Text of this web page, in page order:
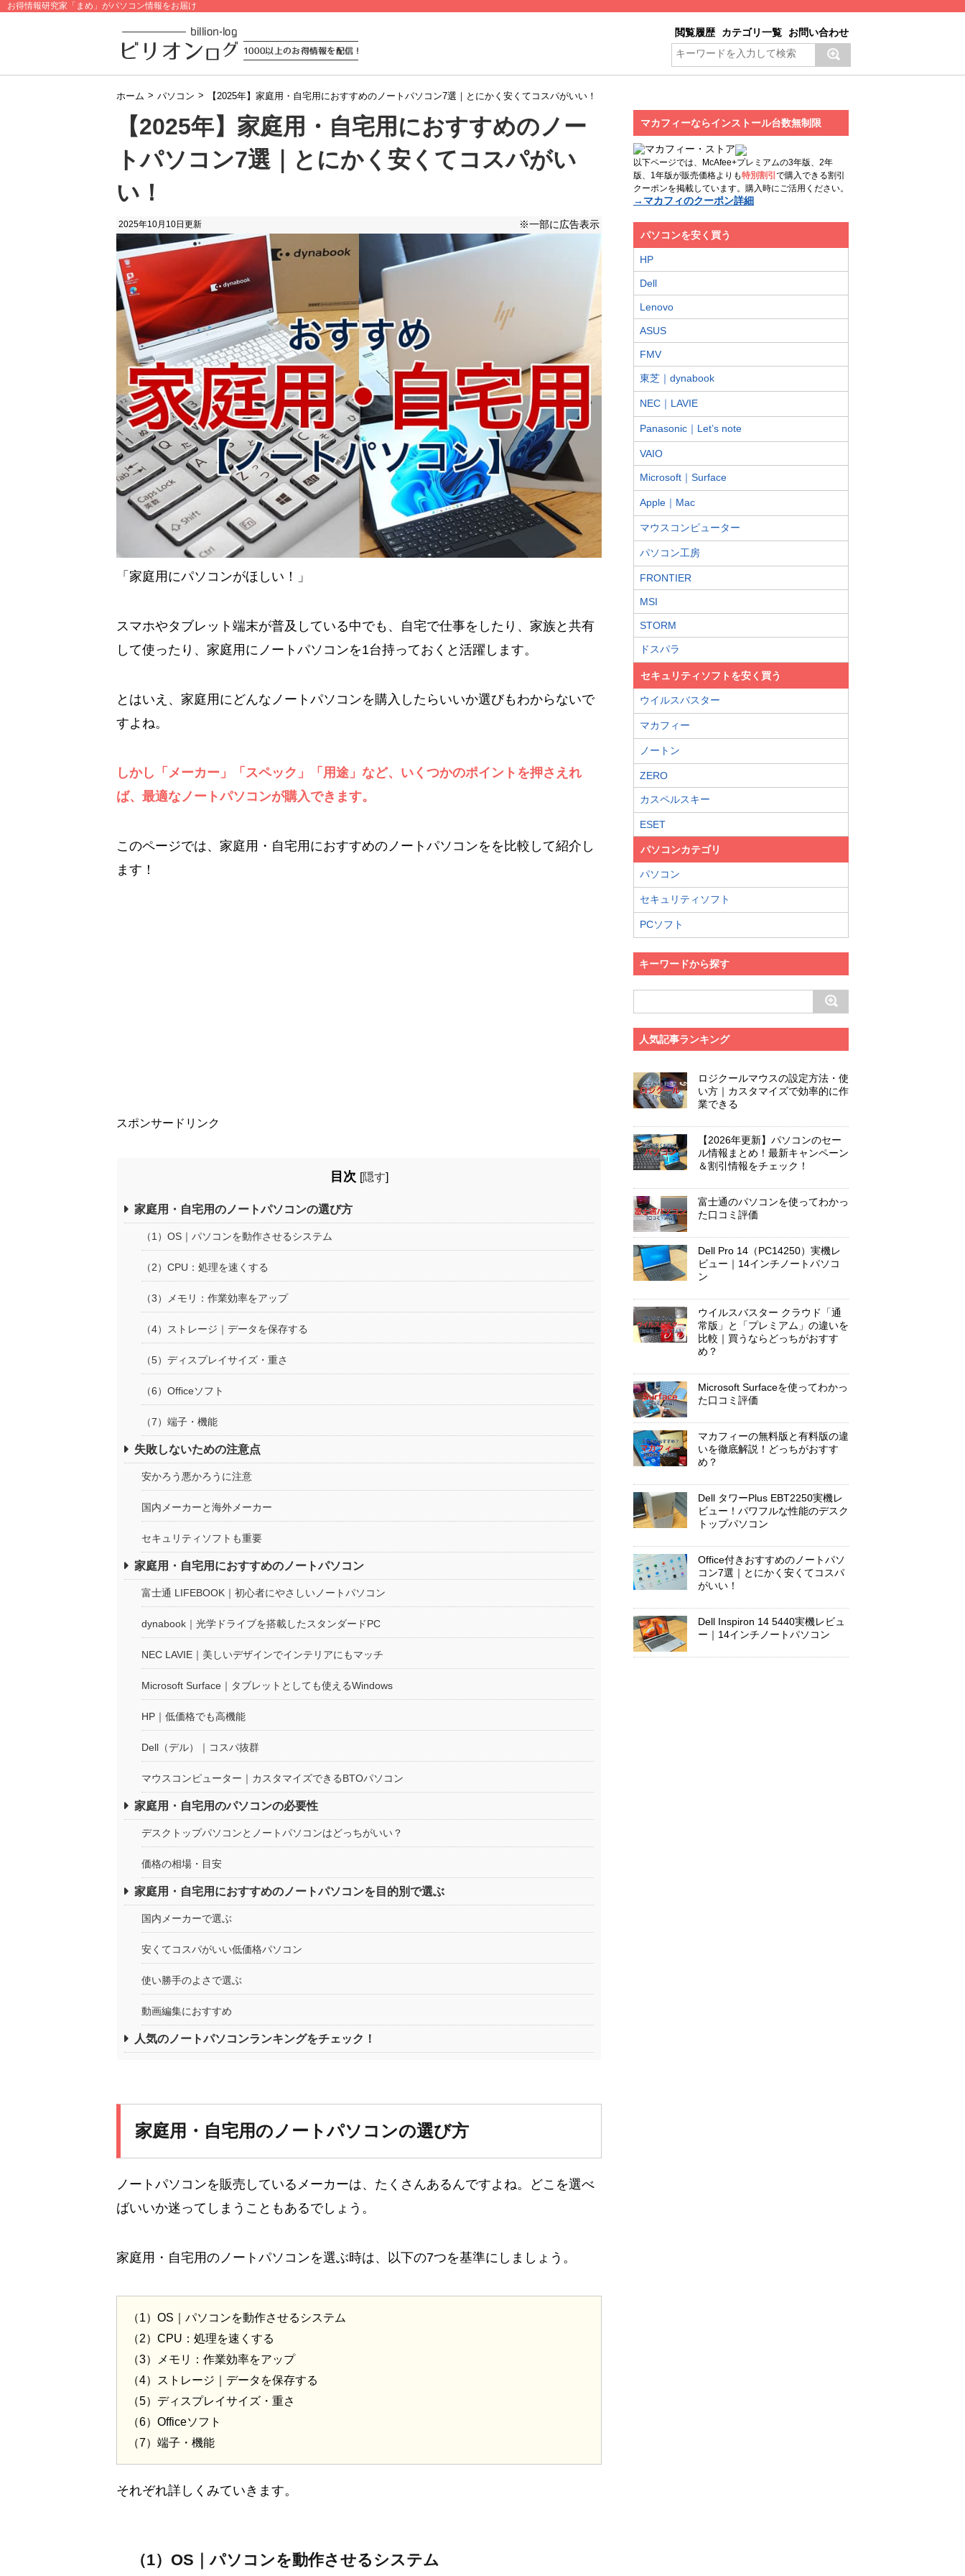
お得情報研究家「まめ」がパソコン情報をお届け
閲覧履歴 カテゴリ一覧 お問い合わせ
ホーム > パソコン > 【2025年】家庭用・自宅用におすすめのノートパソコン7選｜とにかく安くてコスパがいい！
【2025年】家庭用・自宅用におすすめのノー
トパソコン7選｜とにかく安くてコスパがい
い！
2025年10月10日 更新 ※一部に広告表示
「家庭用にパソコンがほしい！」
スマホやタブレット端末が普及している中でも、自宅で仕事をしたり、家族と共有
して使ったり、家庭用にノートパソコンを1台持っておくと活躍します。
とはいえ、家庭用にどんなノートパソコンを購入したらいいか選びもわからないで
すよね。
しかし「メーカー」「スペック」「用途」など、いくつかのポイントを押さえれ
ば、最適なノートパソコンが購入できます。
このページでは、家庭用・自宅用におすすめのノートパソコンをを比較して紹介し
ます！
スポンサードリンク
目次 [隠す]
家庭用・自宅用のノートパソコンの選び方
（1）OS｜パソコンを動作させるシステム
（2）CPU：処理を速くする
（3）メモリ：作業効率をアップ
（4）ストレージ｜データを保存する
（5）ディスプレイサイズ・重さ
（6）Officeソフト
（7）端子・機能
失敗しないための注意点
安かろう悪かろうに注意
国内メーカーと海外メーカー
セキュリティソフトも重要
家庭用・自宅用におすすめのノートパソコン
富士通 LIFEBOOK｜初心者にやさしいノートパソコン
dynabook｜光学ドライブを搭載したスタンダードPC
NEC LAVIE｜美しいデザインでインテリアにもマッチ
Microsoft Surface｜タブレットとしても使えるWindows
HP｜低価格でも高機能
Dell（デル）｜コスパ抜群
マウスコンピューター｜カスタマイズできるBTOパソコン
家庭用・自宅用のパソコンの必要性
デスクトップパソコンとノートパソコンはどっちがいい？
価格の相場・目安
家庭用・自宅用におすすめのノートパソコンを目的別で選ぶ
国内メーカーで選ぶ
安くてコスパがいい低価格パソコン
使い勝手のよさで選ぶ
動画編集におすすめ
人気のノートパソコンランキングをチェック！
家庭用・自宅用のノートパソコンの選び方
ノートパソコンを販売しているメーカーは、たくさんあるんですよね。どこを選べ
ばいいか迷ってしまうこともあるでしょう。
家庭用・自宅用のノートパソコンを選ぶ時は、以下の7つを基準にしましょう。
（1）OS｜パソコンを動作させるシステム
（2）CPU：処理を速くする
（3）メモリ：作業効率をアップ
（4）ストレージ｜データを保存する
（5）ディスプレイサイズ・重さ
（6）Officeソフト
（7）端子・機能
それぞれ詳しくみていきます。
（1）OS｜パソコンを動作させるシステム
マカフィーならインストール台数無制限
以下ページでは、McAfee+プレミアムの3年版、2年
版、1年版が販売価格よりも特別割引 で購入できる割引
クーポンを掲載しています。購入時にご活用ください。
→マカフィのクーポン詳細
パソコンを安く買う
HP
Dell
Lenovo
ASUS
FMV
東芝｜dynabook
NEC｜LAVIE
Panasonic｜Let’s note
VAIO
Microsoft｜Surface
Apple｜Mac
マウスコンピューター
パソコン工房
FRONTIER
MSI
STORM
ドスパラ
セキュリティソフトを安く買う
ウイルスバスター
マカフィー
ノートン
ZERO
カスペルスキー
ESET
パソコンカテゴリ
パソコン
セキュリティソフト
PCソフト
キーワードから探す
人気記事ランキング
ロジクールマウスの設定方法・使
い方｜カスタマイズで効率的に作
業できる
【2026年更新】パソコンのセー
ル情報まとめ！最新キャンペーン
＆割引情報をチェック！
富士通のパソコンを使ってわかっ
た口コミ評価
Dell Pro 14（PC14250）実機レ
ビュー｜14インチノートパソコ
ン
ウイルスバスター クラウド「通
常版」と「プレミアム」の違いを
比較｜買うならどっちがおすす
め？
Microsoft Surfaceを使ってわかっ
た口コミ評価
マカフィーの無料版と有料版の違
いを徹底解説！どっちがおすす
め？
Dell タワーPlus EBT2250実機レ
ビュー！パワフルな性能のデスク
トップパソコン
Office付きおすすめのノートパソ
コン7選｜とにかく安くてコスパ
がいい！
Dell Inspiron 14 5440実機レビュ
ー｜14インチノートパソコン